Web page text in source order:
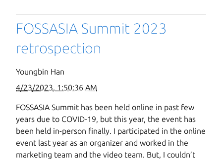
FOSSASIA Summit 2023
retrospection
Youngbin Han
4/23/2023, 1:50:36 AM
FOSSASIA Summit has been held online in past few
years due to COVID-19, but this year, the event has
been held in-person finally. I participated in the online
event last year as an organizer and worked in the
marketing team and the video team. But, I couldn’t